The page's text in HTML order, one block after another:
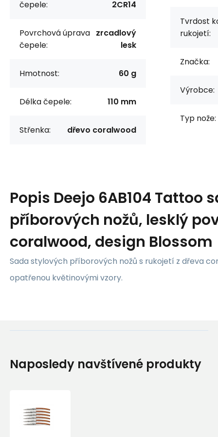
čepele: 2CR14
Povrchová úprava
čepele:
zrcadlový
lesk
Hmotnost: 60 g
Délka čepele: 110 mm
Střenka: dřevo coralwood
Tvrdost
rukojetí:
Značka:
Výrobce:
Typ nože:
Popis Deejo 6AB104 Tattoo
příborových nožů, lesklý
coralwood, design Blossom
Sada stylových příborových nožů s rukojetí z dřeva
opatřenou květinovými vzory.
Naposledy navštívené produkty